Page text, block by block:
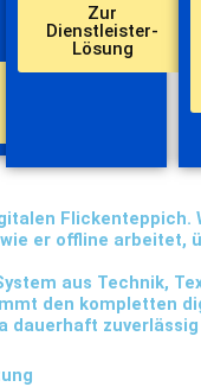
Zur
Dienstleister-
Lösung
Flickenteppich.
er offline arbeitet,
aus Technik,
den kompletten
dauerhaft